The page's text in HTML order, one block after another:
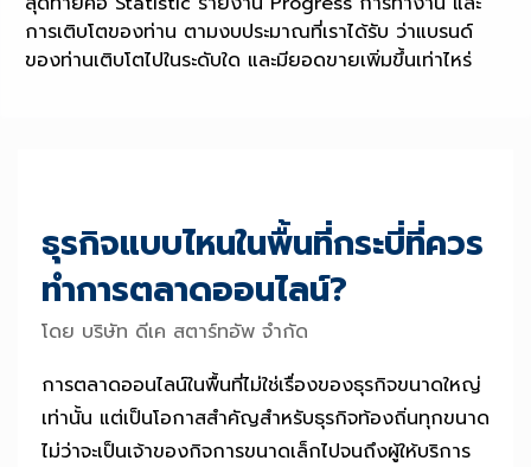
การเติบโตของท่าน ตามงบประมาณที่เราได้รับ ว่าแบรนด์
ของท่านเติบโตไปในระดับใด และมียอดขายเพิ่มขึ้นเท่าไหร่
ธุรกิจแบบไหนในพื้นที่กระบี่ที่ควร
ทำการตลาดออนไลน์?
โดย บริษัท ดีเค สตาร์ทอัพ จำกัด
การตลาดออนไลน์ในพื้นที่ไม่ใช่เรื่องของธุรกิจขนาดใหญ่
เท่านั้น แต่เป็นโอกาสสำคัญสำหรับธุรกิจท้องถิ่นทุกขนาด
ไม่ว่าจะเป็นเจ้าของกิจการขนาดเล็กไปจนถึงผู้ให้บริการ